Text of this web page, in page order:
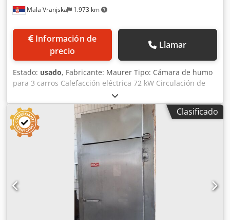
Mala Vranjska 1.973 km
Información de
precio
Llamar
Estado: usado, Fabricante: Maurer Tipo: Cámara de humo
para 3 carros Calefacción eléctrica 72 kW Circulación de
aire regulable Aire fresco, aire de salida y compuerta de
humos controlados neumáticamente; Chjdpfstuk Dvsx
Acaea Limpieza: limpieza con espuma Alimentación de
humo: a petición del cliente Material de ahumado: tacos
de madera Sin sistema de postcombustión Dimensiones
de instalación de la máquina en cm: Anchura: 158 Largo:
350 Altura: 270 Dimensiones del carro en cm: 100x100x200
Clasificado